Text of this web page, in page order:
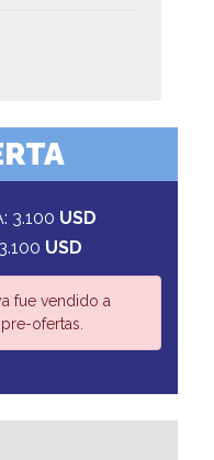
3.100 USD
USD
fue vendido a
ofertas.